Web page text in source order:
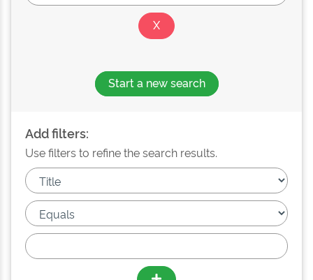
Start a new search
Add filters:
Use filters to refine the search results.